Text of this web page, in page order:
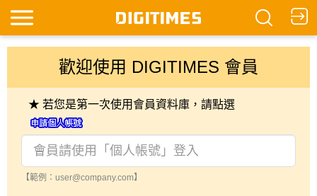
歡迎使用 DIGITIMES 會員
★ 若您是第一次使用會員資料庫，請點選
【範例：user@company.com】